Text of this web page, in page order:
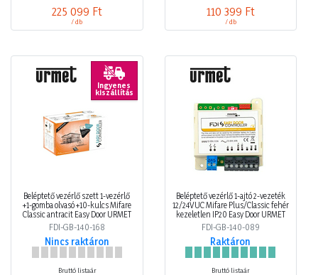
225 099 Ft
/ db
110 399 Ft
/ db
Ingyenes
kiszállítás
Beléptető vezérlő szett 1-vezérlő
+1-gomba olvasó +10-kulcs Mifare
Classic antracit Easy Door URMET
FDI-GB-140-168
Nincs raktáron
Bruttó listaár
Beléptető vezérlő 1-ajtó 2-vezeték
12/24VUC Mifare Plus/Classic fehér
kezeletlen IP20 Easy Door URMET
FDI-GB-140-089
Raktáron
Bruttó listaár